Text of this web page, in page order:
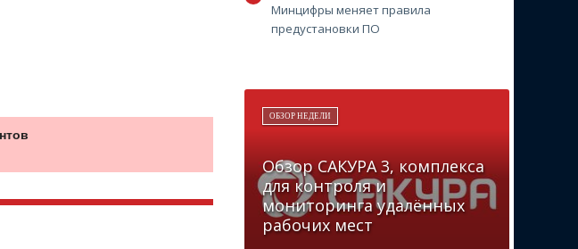
Минцифры меняет правила
предустановки ПО
ОБЗОР НЕДЕЛИ
Обзор САКУРА 3, комплекса
для контроля и
мониторинга удалённых
рабочих мест